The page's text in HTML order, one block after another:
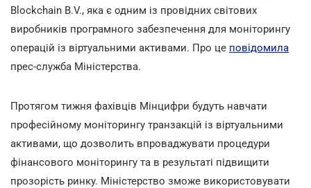
Blockchain B.V., яка є одним із провідних світових
виробників програмного забезпечення для моніторингу
операцій із віртуальними активами. Про це повідомила
прес-служба Міністерства.
Протягом тижня фахівців Мінцифри будуть навчати
професійному моніторингу транзакцій із віртуальними
активами, що дозволить впроваджувати процедури
фінансового моніторингу та в результаті підвищити
прозорість ринку. Міністерство зможе використовувати